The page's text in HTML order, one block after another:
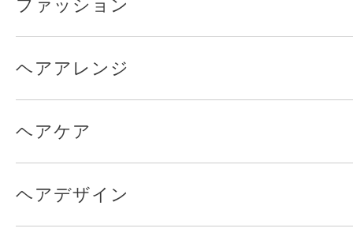
ファッション
ヘアアレンジ
ヘアケア
ヘアデザイン